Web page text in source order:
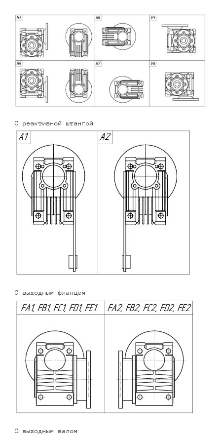
С реактивной штангой
С выходным фланцем
С выходным валом